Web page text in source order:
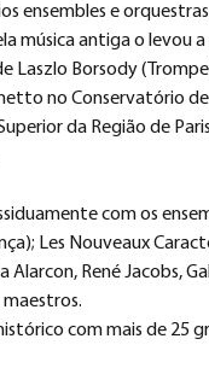
ensembles e
música antiga o
Laszlo Borsody
no Conservatório de
da Região de
com os
Les Nouveaux
Alarcon, René Jacobs,
com mais de 25